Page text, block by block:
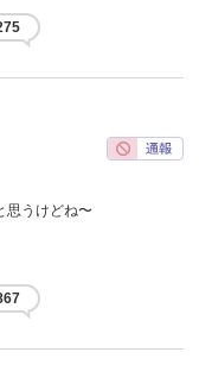
思うけどね〜